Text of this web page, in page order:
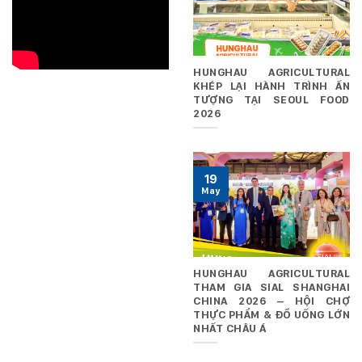
HUNGHAU AGRICULTURAL
KHÉP LẠI HÀNH TRÌNH ẤN
TƯỢNG TẠI SEOUL FOOD
2026
HUNGHAU AGRICULTURAL
THAM GIA SIAL SHANGHAI
CHINA 2026 – HỘI CHỢ
THỰC PHẨM & ĐỒ UỐNG LỚN
NHẤT CHÂU Á
19
May